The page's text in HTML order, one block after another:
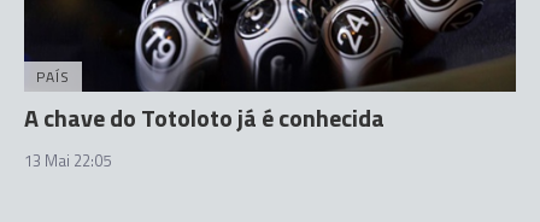
PAÍS
A chave do Totoloto já é conhecida
13 Mai 22:05